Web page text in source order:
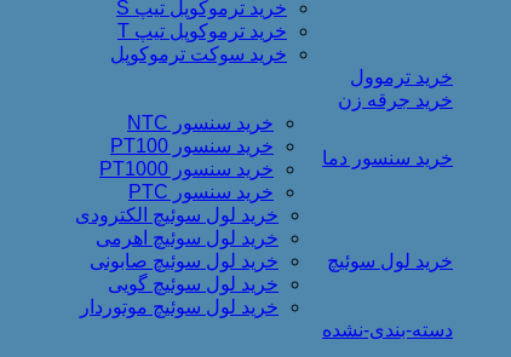
خرید ترموکوپل تیپ S
خرید ترموکوپل تیپ T
خرید سوکت ترموکوپل
خرید ترموول
خرید جرقه زن
خرید سنسور دما
خرید سنسور NTC
خرید سنسور PT100
خرید سنسور PT1000
خرید سنسور PTC
خرید لول سوئیچ
خرید لول سوئیچ الکترودی
خرید لول سوئیچ اهرمی
خرید لول سوئیچ صابونی
خرید لول سوئیچ گویی
خرید لول سوئیچ موتوردار
دسته-بندی-نشده